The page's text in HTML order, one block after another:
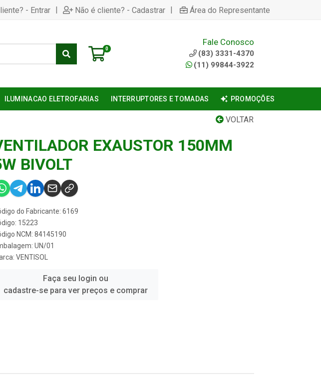
- Entrar | Não é cliente? - Cadastrar | Área do Representante
0
Fale Conosco
(83) 3331-4370
(11) 99844-3922
ILUMINACAO ELETROFARIAS INTERRUPTORES E TOMADAS PROMOÇÕES
VOLTAR
EXAUSTOR 150MM
BIVOLT
do Fabricante: 6169
15223
NCM: 84145190
UN/01
VENTISOL
Faça seu login ou
cadastre-se para ver preços e comprar